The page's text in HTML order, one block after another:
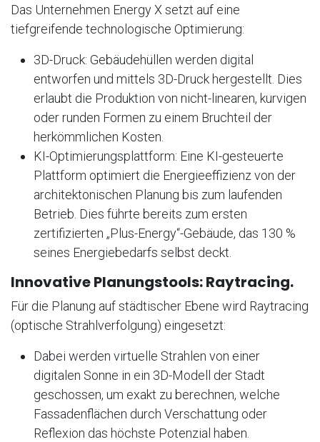
Das Unternehmen Energy X setzt auf eine
tiefgreifende technologische Optimierung:
3D-Druck: Gebäudehüllen werden digital
entworfen und mittels 3D-Druck hergestellt. Dies
erlaubt die Produktion von nicht-linearen, kurvigen
oder runden Formen zu einem Bruchteil der
herkömmlichen Kosten.
KI-Optimierungsplattform: Eine KI-gesteuerte
Plattform optimiert die Energieeffizienz von der
architektonischen Planung bis zum laufenden
Betrieb. Dies führte bereits zum ersten
zertifizierten „Plus-Energy“-Gebäude, das 130 %
seines Energiebedarfs selbst deckt.
Innovative Planungstools: Raytracing.
Für die Planung auf städtischer Ebene wird Raytracing
(optische Strahlverfolgung) eingesetzt:
Dabei werden virtuelle Strahlen von einer
digitalen Sonne in ein 3D-Modell der Stadt
geschossen, um exakt zu berechnen, welche
Fassadenflächen durch Verschattung oder
Reflexion das höchste Potenzial haben.